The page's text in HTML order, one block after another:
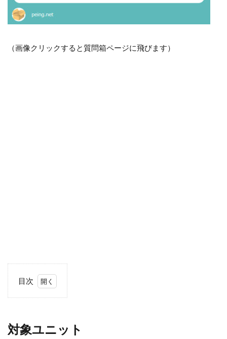
（画像クリックすると質問箱ページに飛びます）
目次
ユ
対象ユニット